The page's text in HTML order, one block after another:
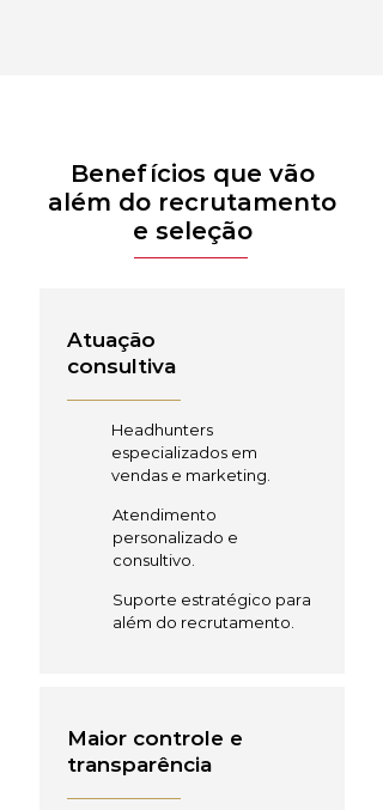
Benefícios que vão
além do recrutamento
e seleção
Atuação
consultiva
Headhunters
especializados em
vendas e marketing.
Atendimento
personalizado e
consultivo.
Suporte estratégico para
além do recrutamento.
Maior controle e
transparência